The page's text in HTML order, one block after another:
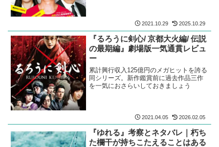
2021.10.29 2025.10.29
『るろうに剣心/ 京都大火編/ 伝説
の最期編』劇場版一気通貫レビュ
ー
累計興行収入125億円のメガヒットを誇る
同シリーズ。新作鑑賞前に過去作品三作
を一気におさらいしておきましょう
2021.04.05 2026.02.05
『ゆれる』考察とネタバレ｜朽ち
た欄干が持ちこたえることはある